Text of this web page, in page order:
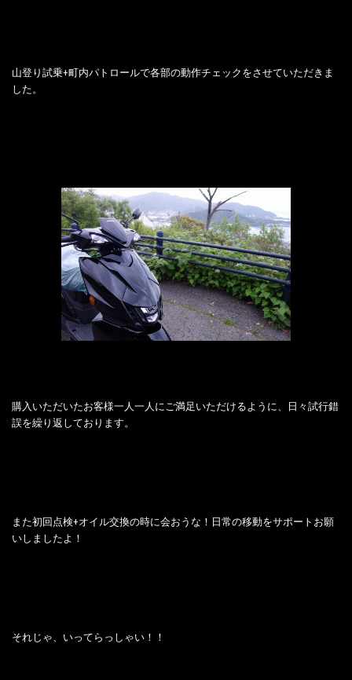
山登り試乗+町内パトロールで各部の動作チェックをさせていただきま
した。
購入いただいたお客様一人一人にご満足いただけるように、日々試行錯
誤を繰り返しております。
また初回点検+オイル交換の時に会おうな！日常の移動をサポートお願
いしましたよ！
それじゃ、いってらっしゃい！！